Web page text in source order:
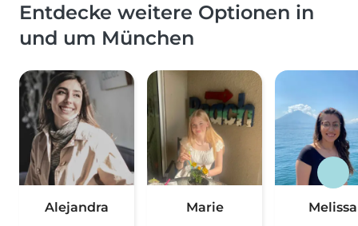
Entdecke weitere Optionen in
und um München
Alejandra Marie Melissa